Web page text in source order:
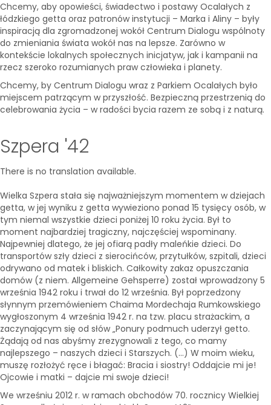
Chcemy, aby opowieści, świadectwo i postawy Ocalałych z
łódzkiego getta oraz patronów instytucji – Marka i Aliny – były
inspiracją dla zgromadzonej wokół Centrum Dialogu wspólnoty
do zmieniania świata wokół nas na lepsze. Zarówno w
kontekście lokalnych społecznych inicjatyw, jak i kampanii na
rzecz szeroko rozumianych praw człowieka i planety.
Chcemy, by Centrum Dialogu wraz z Parkiem Ocalałych było
miejscem patrzącym w przyszłość. Bezpieczną przestrzenią do
celebrowania życia – w radości bycia razem ze sobą i z naturą.
Szpera '42
There is no translation available.
Wielka Szpera stała się najważniejszym momentem w dziejach
getta, w jej wyniku z getta wywieziono ponad 15 tysięcy osób, w
tym niemal wszystkie dzieci poniżej 10 roku życia. Był to
moment najbardziej tragiczny, najczęściej wspominany.
Najpewniej dlatego, że jej ofiarą padły maleńkie dzieci. Do
transportów szły dzieci z sierocińców, przytułków, szpitali, dzieci
odrywano od matek i bliskich. Całkowity zakaz opuszczania
domów (z niem. Allgemeine Gehsperre) został wprowadzony 5
września 1942 roku i trwał do 12 września. Był poprzedzony
słynnym przemówieniem Chaima Mordechaja Rumkowskiego
wygłoszonym 4 września 1942 r. na tzw. placu strażackim, a
zaczynającym się od słów „Ponury podmuch uderzył getto.
Żądają od nas abyśmy zrezygnowali z tego, co mamy
najlepszego – naszych dzieci i Starszych. (…) W moim wieku,
muszę rozłożyć ręce i błagać: Bracia i siostry! Oddajcie mi je!
Ojcowie i matki – dajcie mi swoje dzieci!
We wrześniu 2012 r. w ramach obchodów 70. rocznicy Wielkiej